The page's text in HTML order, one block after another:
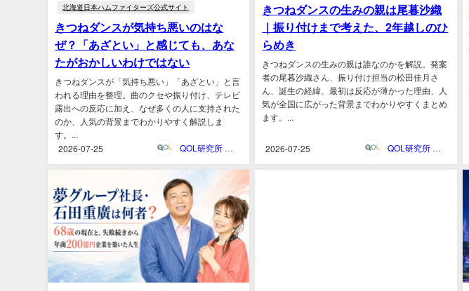
北海道日本ハムファイターズ公式サイト
きつねダンスが気持ち悪いのはな
ぜ？「あざとい」と感じても、あな
たがおかしいわけではない
きつねダンスが「気持ち悪い」「あざとい」と言
われる理由を整理。曲のクセや振り付け、テレビ
露出への反応に加え、なぜ多くの人に支持された
のか、人気の背景までわかりやすく解説しま
す。...
2026-07-25
QOL研究所 ウェブマガジン
きつねダンスの生みの親は尾暮沙織
｜振り付けまで考えた、2年越しのひ
らめき
きつねダンスの生みの親は誰なのかを解説。発案
者の尾暮沙織さん、振り付け担当の松田佳月さ
ん、誕生の経緯、最初は反応が薄かった理由、人
気が全国に広がった背景までわかりやすくまとめ
ます。...
2026-07-25 QOL研究所 ウェブマガジン